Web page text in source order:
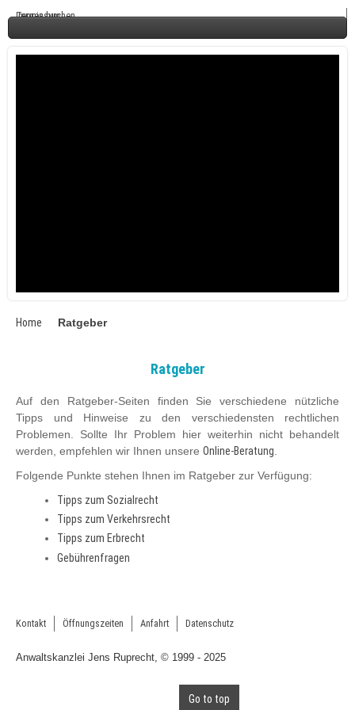
Home Ratgeber
Ratgeber
Auf den Ratgeber-Seiten finden Sie verschiedene nützliche
Tipps und Hinweise zu den verschiedensten rechtlichen
Problemen. Sollte Ihr Problem hier weiterhin nicht behandelt
werden, empfehlen wir Ihnen unsere Online-Beratung
Folgende Punkte stehen Ihnen im Ratgeber zur Verfügung:
Tipps zum Sozialrecht
Tipps zum Verkehrsrecht
Tipps zum Erbrecht
Gebührenfragen
Kontakt Öffnungszeiten
Termin buchen
Anfahrt
Impressum
Datenschutz
Anwaltskanzlei Jens Ruprecht, © 1999 - 2025
Go to top